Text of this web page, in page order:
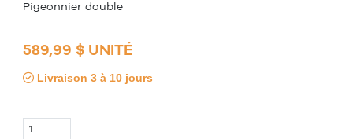
Pigeonnier double
589,99 $ UNITÉ
Livraison 3 à 10 jours